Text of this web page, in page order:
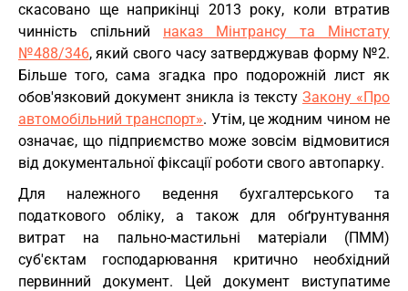
скасовано ще наприкінці 2013 року, коли втратив
чинність спільний наказ Мінтрансу та Мінстату
№488/346, який свого часу затверджував форму №2.
Більше того, сама згадка про подорожній лист як
обов'язковий документ зникла із тексту Закону «Про
автомобільний транспорт». Утім, це жодним чином не
означає, що підприємство може зовсім відмовитися
від документальної фіксації роботи свого автопарку.
Для належного ведення бухгалтерського та
податкового обліку, а також для обґрунтування
витрат на пально-мастильні матеріали (ПММ)
суб'єктам господарювання критично необхідний
первинний документ. Цей документ виступатиме